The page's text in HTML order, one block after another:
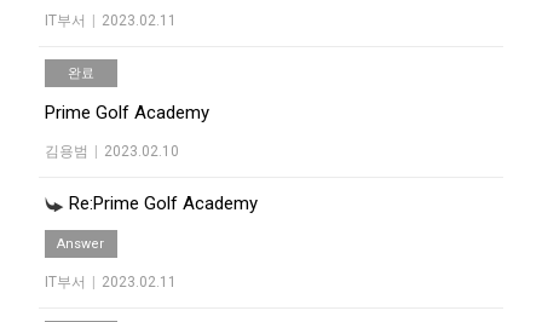
IT부서 | 2023.02.11
완료
Prime Golf Academy
김용범 | 2023.02.10
Re:Prime Golf Academy
Answer
IT부서 | 2023.02.11